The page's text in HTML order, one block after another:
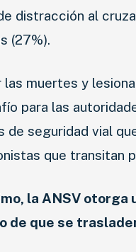
distracción al
(27%).
las muertes y
para las
de seguridad vial
que transitan
la ANSV otorga
de que se